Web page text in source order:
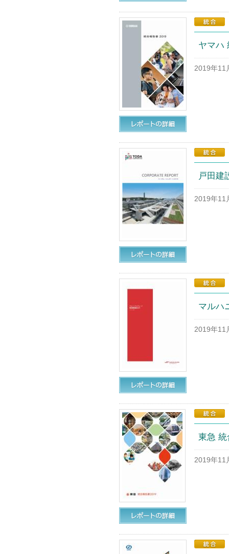
ヤマハ
2019年11
戸田建
2019年11
マルハ
2019年11
東急 統
2019年11